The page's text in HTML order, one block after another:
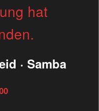
hat
· Samba